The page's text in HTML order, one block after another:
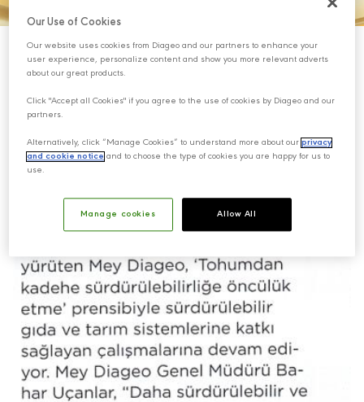
Our Use of Cookies
Our website uses cookies from Diageo and our partners to enhance your
user experience, personalize content and show you more relevant adverts
about our great products.
Click "Accept all Cookies" if you agree to the use of cookies by Diageo and our
partners.
Alternatively, click “Manage Cookies” to understand more about ourprivacy
and cookie notice and to choose the type of cookies you are happy for us to
use.
Manage cookies Allow All